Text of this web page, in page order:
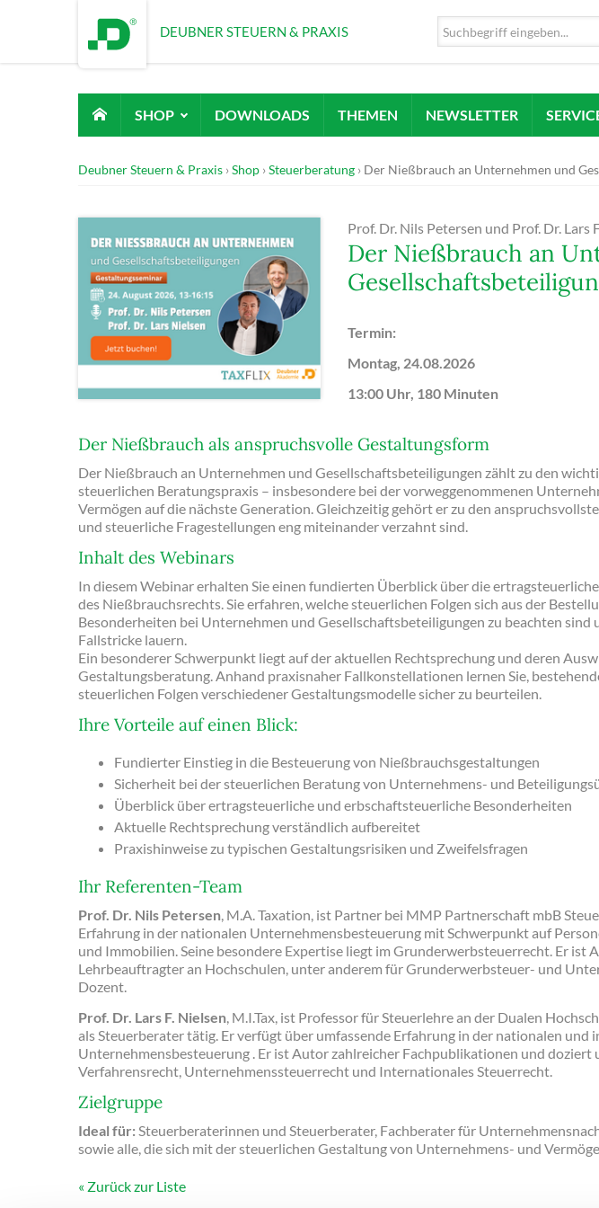
DEUBNER STEUERN & PRAXIS
SHOP DOWNLOADS THEMEN NEWSLETTER
Deubner Steuern & Praxis Shop Steuerberatung Der Nießbrauch an Unternehmen und
Prof. Dr. Nils Petersen und Prof. Dr. Lars
Der Nießbrauch an
Termin:
Montag, 24.08.2026
13:00 Uhr, 180 Minuten
Der Nießbrauch als anspruchsvolle Gestaltungsform
Der Nießbrauch an Unternehmen und Gesellschaftsbeteiligungen zählt zu den
steuerlichen Beratungspraxis – insbesondere bei der vorweggenommenen
Vermögen auf die nächste Generation. Gleichzeitig gehört er zu den
und steuerliche Fragestellungen eng miteinander verzahnt sind.
Inhalt des Webinars
In diesem Webinar erhalten Sie einen fundierten Überblick über die
des Nießbrauchsrechts. Sie erfahren, welche steuerlichen Folgen sich aus der
Besonderheiten bei Unternehmen und Gesellschaftsbeteiligungen zu beachten
Fallstricke lauern.
Ein besonderer Schwerpunkt liegt auf der aktuellen Rechtsprechung und deren
Gestaltungsberatung. Anhand praxisnaher Fallkonstellationen lernen Sie,
steuerlichen Folgen verschiedener Gestaltungsmodelle sicher zu beurteilen.
Ihre Vorteile auf einen Blick:
Fundierter Einstieg in die Besteuerung von Nießbrauchsgestaltungen
Sicherheit bei der steuerlichen Beratung von Unternehmens- und
Überblick über ertragsteuerliche und erbschaftsteuerliche Besonderheiten
Aktuelle Rechtsprechung verständlich aufbereitet
Praxishinweise zu typischen Gestaltungsrisiken und Zweifelsfragen
Ihr Referenten-Team
Prof. Dr. Nils Petersen, M.A. Taxation, ist Partner bei MMP Partnerschaft mbB
Erfahrung in der nationalen Unternehmensbesteuerung mit Schwerpunkt auf
und Immobilien. Seine besondere Expertise liegt im Grunderwerbsteuerrecht. Er ist
Lehrbeauftragter an Hochschulen, unter anderem für Grunderwerbsteuer- und
Dozent.
Prof. Dr. Lars F. Nielsen, M.I.Tax, ist Professor für Steuerlehre an der Dualen
als Steuerberater tätig. Er verfügt über umfassende Erfahrung in der nationalen und
Unternehmensbesteuerung . Er ist Autor zahlreicher Fachpublikationen und doziert
Verfahrensrecht, Unternehmenssteuerrecht und Internationales Steuerrecht.
Zielgruppe
Ideal für: Steuerberaterinnen und Steuerberater, Fachberater für
sowie alle, die sich mit der steuerlichen Gestaltung von Unternehmens- und
Zurück zur Liste